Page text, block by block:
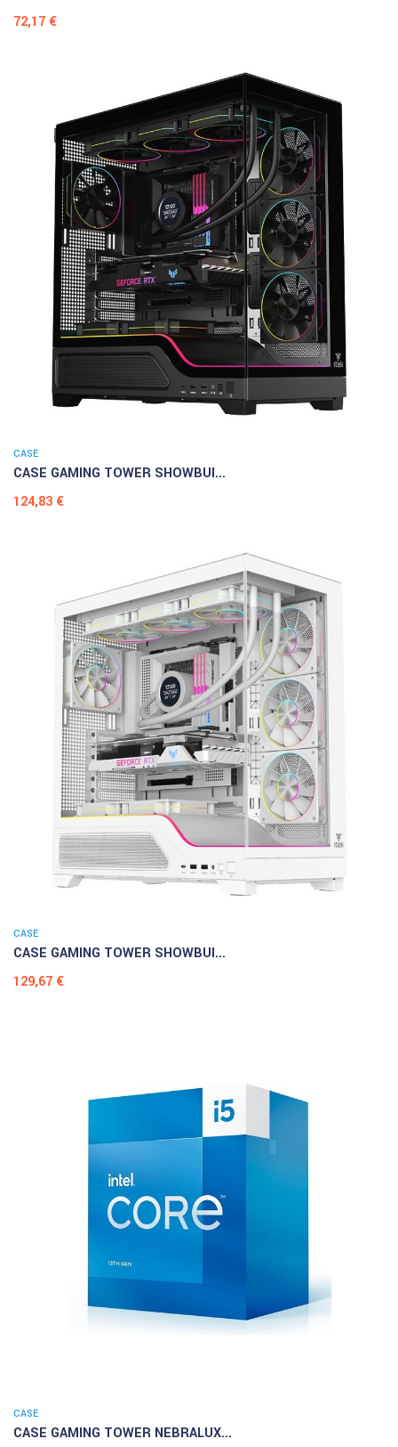
Prezzo
72,17 €
CASE
CASE GAMING TOWER SHOWBUI...
Prezzo
124,83 €
CASE
CASE GAMING TOWER SHOWBUI...
Prezzo
129,67 €
CASE
CASE GAMING TOWER NEBRALUX...